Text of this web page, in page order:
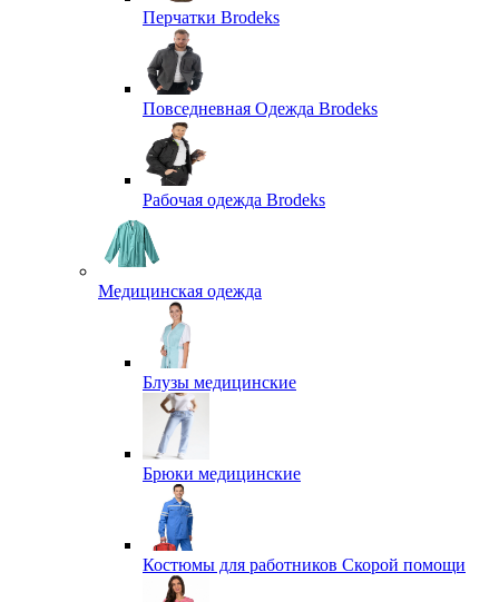
Перчатки Brodeks
Повседневная Одежда Brodeks
Рабочая одежда Brodeks
Медицинская одежда
Блузы медицинские
Брюки медицинские
Костюмы для работников Скорой помощи